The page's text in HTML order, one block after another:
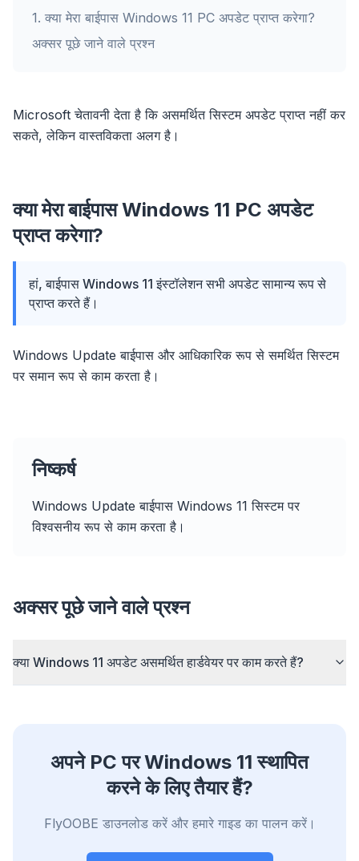
1. क्या मेरा बाईपास Windows 11 PC अपडेट प्राप्त करेगा?
अक्सर पूछे जाने वाले प्रश्न
Microsoft चेतावनी देता है कि असमर्थित सिस्टम अपडेट प्राप्त नहीं कर
सकते, लेकिन वास्तविकता अलग है।
क्या मेरा बाईपास Windows 11 PC अपडेट
प्राप्त करेगा?
हां, बाईपास Windows 11 इंस्टॉलेशन सभी अपडेट सामान्य रूप से
प्राप्त करते हैं।
Windows Update बाईपास और आधिकारिक रूप से समर्थित सिस्टम
पर समान रूप से काम करता है।
निष्कर्ष
Windows Update बाईपास Windows 11 सिस्टम पर
विश्वसनीय रूप से काम करता है।
अक्सर पूछे जाने वाले प्रश्न
क्या Windows 11 अपडेट असमर्थित हार्डवेयर पर काम करते हैं?
अपने PC पर Windows 11 स्थापित
करने के लिए तैयार हैं?
FlyOOBE डाउनलोड करें और हमारे गाइड का पालन करें।
flyoobe
BrowserOptimizer
Up to 3× faster
times across every site you visit.
Block ads & trackers